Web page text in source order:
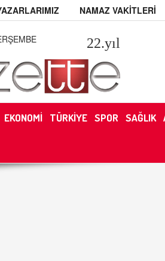
NAMAZ VAKİTLERİ
22.yıl
EKONOMİ TÜRKİYE SPOR SAĞLIK